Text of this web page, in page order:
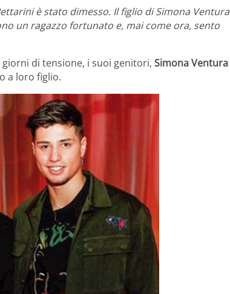
è stato dimesso. Il figlio di Simona Ventura
un ragazzo fortunato e, mai come ora, sento
di tensione, i suoi genitori, Simona Ventura
a loro figlio.